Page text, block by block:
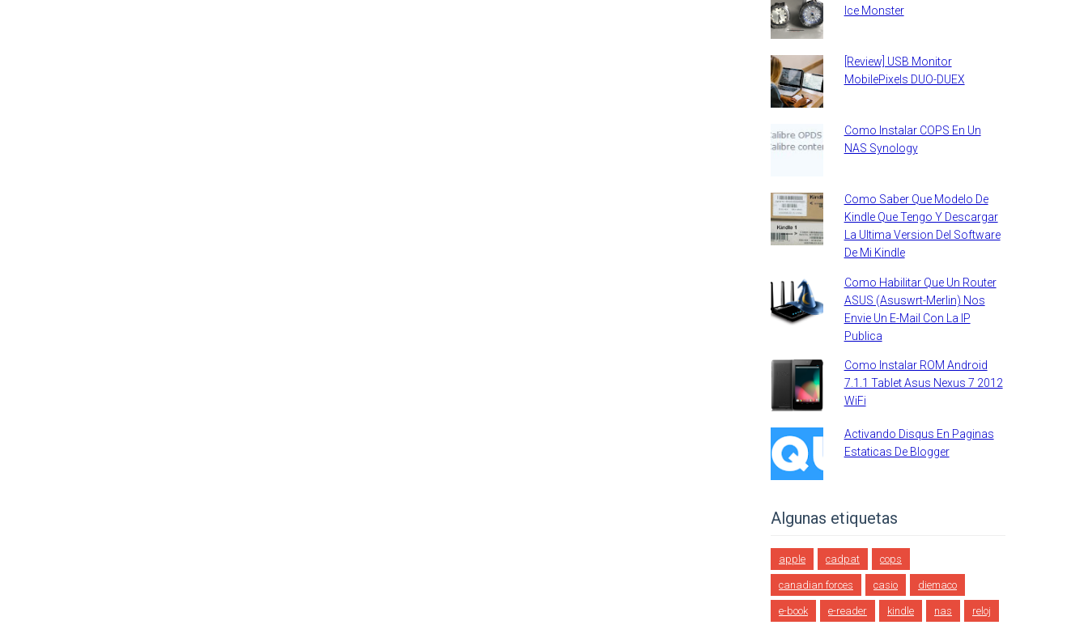
Ice Monster
[Review] USB Monitor
MobilePixels DUO-DUEX
Como Instalar COPS En Un
NAS Synology
Como Saber Que Modelo De
Kindle Que Tengo Y Descargar
La Ultima Version Del Software
De Mi Kindle
Como Habilitar Que Un Router
ASUS (Asuswrt-Merlin) Nos
Envie Un E-Mail Con La IP
Publica
Como Instalar ROM Android
7.1.1 Tablet Asus Nexus 7 2012
WiFi
Activando Disqus En Paginas
Estaticas De Blogger
Algunas etiquetas
apple cadpat cops
canadian forces casio diemaco
e-book e-reader kindle nas reloj